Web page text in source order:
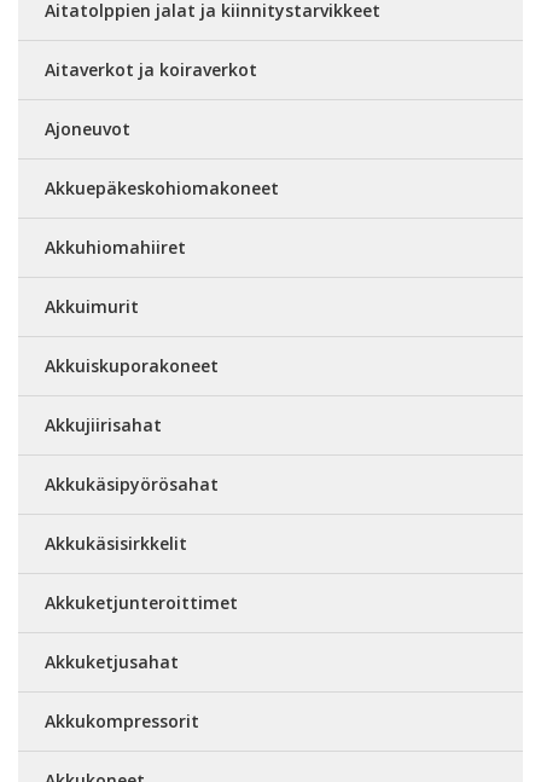
Aitatolppien jalat ja kiinnitystarvikkeet
Aitaverkot ja koiraverkot
Ajoneuvot
Akkuepäkeskohiomakoneet
Akkuhiomahiiret
Akkuimurit
Akkuiskuporakoneet
Akkujiirisahat
Akkukäsipyörösahat
Akkukäsisirkkelit
Akkuketjunteroittimet
Akkuketjusahat
Akkukompressorit